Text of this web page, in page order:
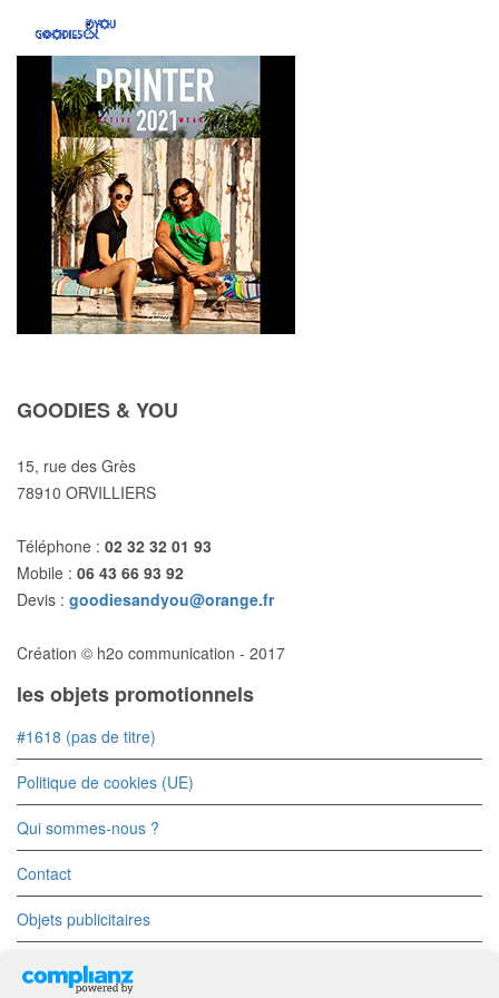
GOODIES & YOU
15, rue des Grès
78910 ORVILLIERS
Téléphone : 02 32 32 01 93
Mobile : 06 43 66 93 92
Devis : goodiesandyou@orange.fr
Création © h2o communication - 2017
les objets promotionnels
#1618 (pas de titre)
Politique de cookies (UE)
Qui sommes-nous ?
Contact
Objets publicitaires
Objets Divers